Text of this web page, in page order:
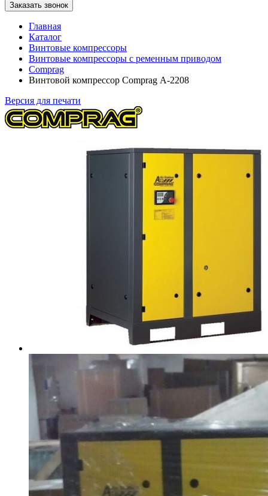
Заказать звонок
Главная
Каталог
Винтовые компрессоры
Винтовые компрессоры с ременным приводом
Comprag
Винтовой компрессор Comprag А-2208
Версия для печати